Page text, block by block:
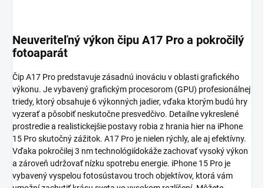
Neuveriteľný výkon čipu A17 Pro a pokročilý
fotoaparát
Čip A17 Pro predstavuje zásadnú inováciu v oblasti grafického
výkonu. Je vybavený grafickým procesorom (GPU) profesionálnej
triedy, ktorý obsahuje 6 výkonných jadier, vďaka ktorým budú hry
vyzerať a pôsobiť neskutočne presvedčivo. Detailne vykreslené
prostredie a realistickejšie postavy robia z hrania hier na iPhone
15 Pro skutočný zážitok. A17 Pro je nielen rýchly, ale aj efektívny.
Vďaka pokročilej 3 nm technológiídokáže zachovať vysoký výkon
a zároveň udržovať nízku spotrebu energie. iPhone 15 Pro je
vybavený vyspelou fotosústavou troch objektívov, ktorá vám